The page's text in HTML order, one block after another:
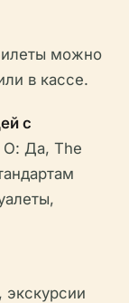
можно
в кассе.
с
О: Да, The